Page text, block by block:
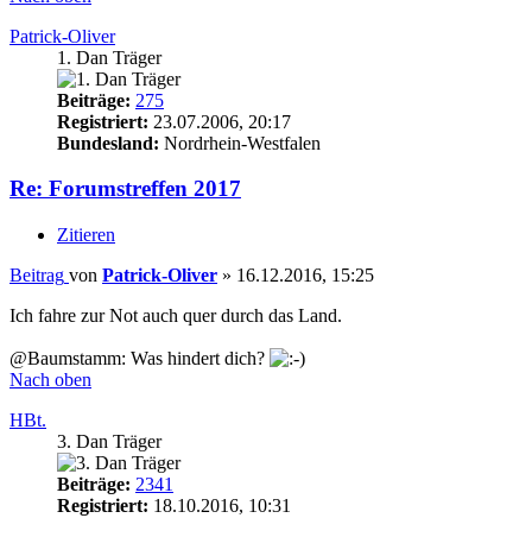
Patrick-Oliver
1. Dan Träger
Beiträge: 275
Registriert: 23.07.2006, 20:17
Bundesland: Nordrhein-Westfalen
Re: Forumstreffen 2017
Zitieren
Beitrag von Patrick-Oliver » 16.12.2016, 15:25
Ich fahre zur Not auch quer durch das Land.
@Baumstamm: Was hindert dich?
Nach oben
HBt.
3. Dan Träger
Beiträge: 2341
Registriert: 18.10.2016, 10:31